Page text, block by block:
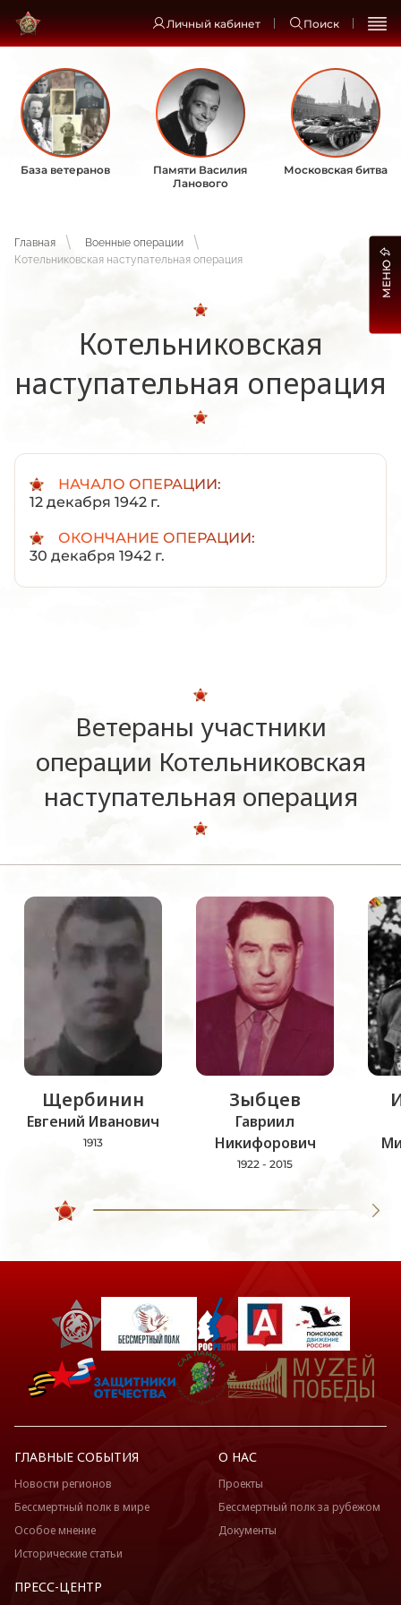
Личный кабинет Поиск
База ветеранов
Памяти Василия
Ланового
Московская битва
Главная
Военные операции
Котельниковская наступательная операция
Котельниковская
наступательная операция
НАЧАЛО ОПЕРАЦИИ:
12 декабря 1942 г.
ОКОНЧАНИЕ ОПЕРАЦИИ:
30 декабря 1942 г.
Ветераны участники
операции Котельниковская
наступательная операция
Щербинин
Евгений Иванович
1913
Зыбцев
Гавриил
Никифорович
1922 - 2015
МЕНЮ
ГЛАВНЫЕ СОБЫТИЯ
Новости регионов
Бессмертный полк в мире
Особое мнение
Исторические статьи
О НАС
Проекты
Бессмертный полк за рубежом
Документы
ПРЕСС-ЦЕНТР